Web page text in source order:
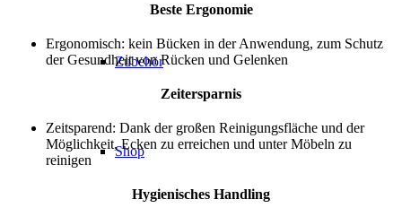
Zubehör
Shop
Beste Ergonomie
Ergonomisch: kein Bücken in der Anwendung, zum Schutz
der Gesundheit von Rücken und Gelenken
Zeitersparnis
Zeitsparend: Dank der großen Reinigungsfläche und der
Möglichkeit, Ecken zu erreichen und unter Möbeln zu
reinigen
Hygienisches Handling